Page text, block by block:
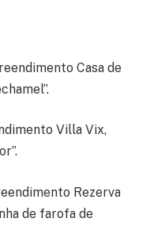
Casa de
Villa Vix,
Rezerva
de farofa de